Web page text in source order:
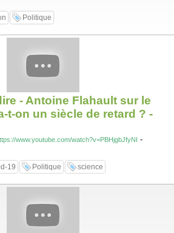
Politique
- Antoine Flahault sur le
t-on un siècle de retard ? -
www.youtube.com/watch?v=PBHjgbJfyNI -
19 Politique science